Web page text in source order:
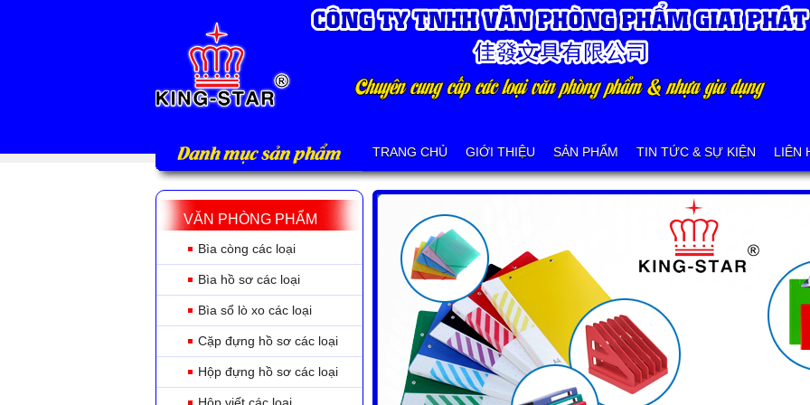
Danh mục sản phẩm TRANG CHỦ GIỚI THIỆU SẢN PHẨM TIN TỨC & SỰ KIỆN LIÊN
VĂN PHÒNG PHẨM
Bìa còng các loại
Bìa hồ sơ các loại
Bìa sổ lò xo các loại
Cặp đựng hồ sơ các loại
Hộp đựng hồ sơ các loại